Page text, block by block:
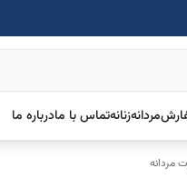
مردانهزنانهتماس با مادرباره ما
مردانه